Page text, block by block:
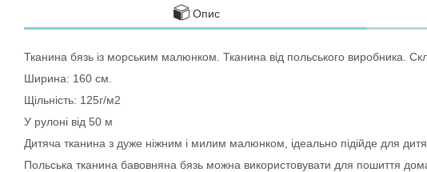
Опис
Тканина бязь із морським малюнком. Тканина від польського виробника.
Ширина: 160 см.
Щільність: 125г/м2
У рулоні від 50 м
Дитяча тканина з дуже ніжним і милим малюнком, ідеально підійде для
Польська тканина бавовняна бязь можна використовувати для пошиття